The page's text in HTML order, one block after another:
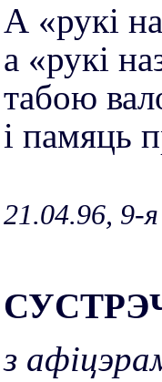
А «рукі
а «рукі
табою
і памяць
21.04.96,
з